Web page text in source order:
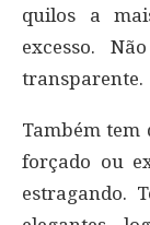
quilos a
excesso.
transparente.
Também
forçado ou
estragando.